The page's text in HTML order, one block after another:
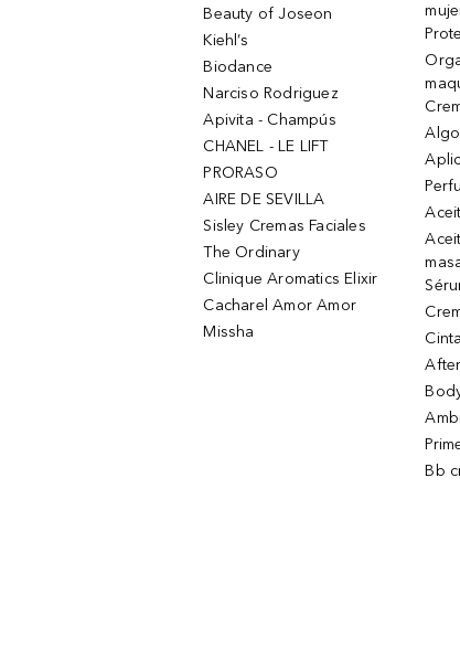
Beauty of Joseon
Kiehl’s
Biodance
Narciso Rodriguez
Apivita - Champús
CHANEL - LE LIFT
PRORASO
AIRE DE SEVILLA
Sisley Cremas Faciales
The Ordinary
Clinique Aromatics Elixir
Cacharel Amor Amor
Missha
Bb